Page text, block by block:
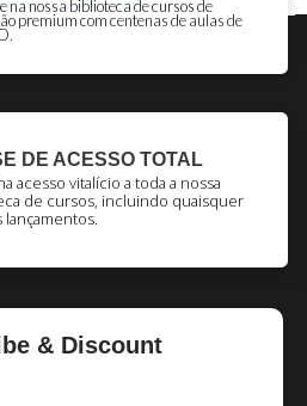
na nossa biblioteca de cursos de
premium com centenas de aulas de
DE ACESSO TOTAL
acesso vitalício a toda a nossa
de cursos, incluindo quaisquer
& Discount